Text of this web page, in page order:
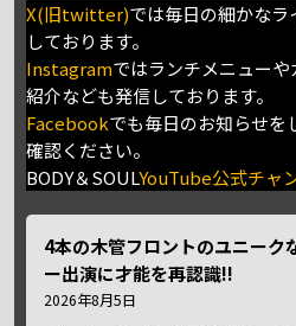
X(旧twitter)では毎日の細かな
しております。
Instagramではランチメニュー
紹介なども発信しております。
Facebookでも毎日のお知らせを
確認ください。
BODY＆SOULYouTube公式チャ
4本の木管フロントのユニーク
ー出演に才能を再認識!!
2026年8月5日